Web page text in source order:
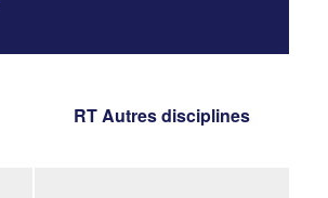
RT Autres disciplines